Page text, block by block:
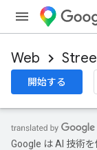
Web
開始する
Google は AI 技術